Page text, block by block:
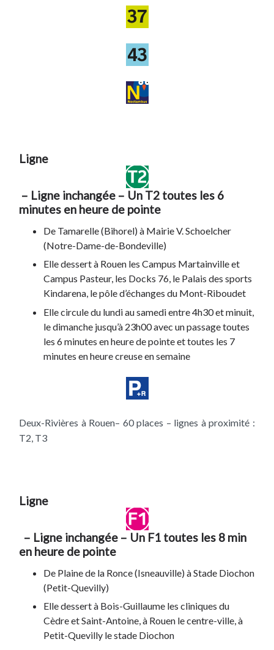
Ligne
– Ligne inchangée – Un T2 toutes les 6
minutes en heure de pointe
De Tamarelle (Bihorel) à Mairie V. Schoelcher
(Notre-Dame-de-Bondeville)
Elle dessert à Rouen les Campus Martainville et
Campus Pasteur, les Docks 76, le Palais des sports
Kindarena, le pôle d’échanges du Mont-Riboudet
Elle circule du lundi au samedi entre 4h30 et minuit,
le dimanche jusqu’à 23h00 avec un passage toutes
les 6 minutes en heure de pointe et toutes les 7
minutes en heure creuse en semaine
Deux-Rivières à Rouen– 60 places – lignes à proximité :
T2, T3
Ligne
– Ligne inchangée – Un F1 toutes les 8 min
en heure de pointe
De Plaine de la Ronce (Isneauville) à Stade Diochon
(Petit-Quevilly)
Elle dessert à Bois-Guillaume les cliniques du
Cèdre et Saint-Antoine, à Rouen le centre-ville, à
Petit-Quevilly le stade Diochon